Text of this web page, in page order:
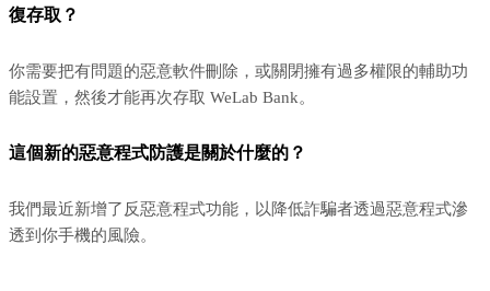
復存取？
你需要把有問題的惡意軟件刪除，或關閉擁有過多權限的輔助功
能設置，然後才能再次存取 WeLab Bank。
這個新的惡意程式防護是關於什麼的？
我們最近新增了反惡意程式功能，以降低詐騙者透過惡意程式滲
透到你手機的風險。